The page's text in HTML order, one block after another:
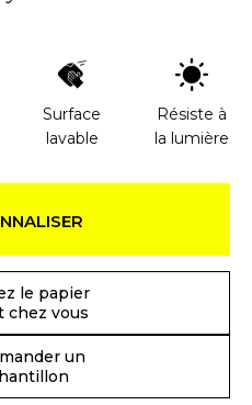
Surface
lavable
Résiste à
la lumière
le papier
chez vous
un